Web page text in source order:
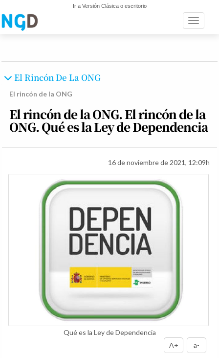
Ir a Versión Clásica o escritorio
Toggle
El Rincón De La ONG
El rincón de la ONG
El rincón de la ONG. El rincón de la
ONG. Qué es la Ley de Dependencia
16 de noviembre de 2021, 12:09h
Qué es la Ley de Dependencia
A+
a-